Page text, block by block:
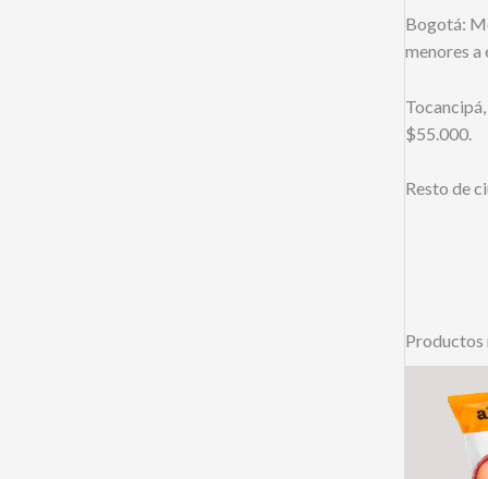
Bogotá:
menores a
$55.000.
Resto de
Productos